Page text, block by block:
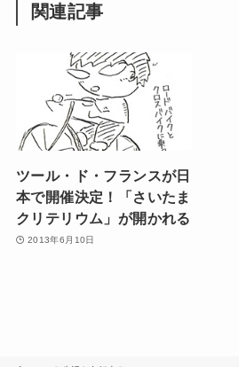
関連記事
ツール・ド・フランスが日
本で開催決定！「さいたま
クリテリウム」が開かれる
2013年6月10日